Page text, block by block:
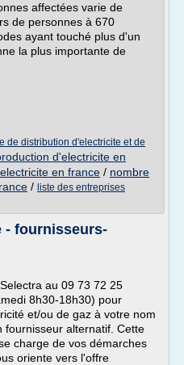
affectées varie de
de personnes à 670
ayant touché plus d'un
la plus importante de
de distribution d'electricite et de
d'electricite en
en france / nombre
/ liste des entreprises
- fournisseurs-
au 09 73 72 25
8h30-18h30) pour
et/ou de gaz à votre nom
fournisseur alternatif. Cette
charge de vos démarches
oriente vers l'offre